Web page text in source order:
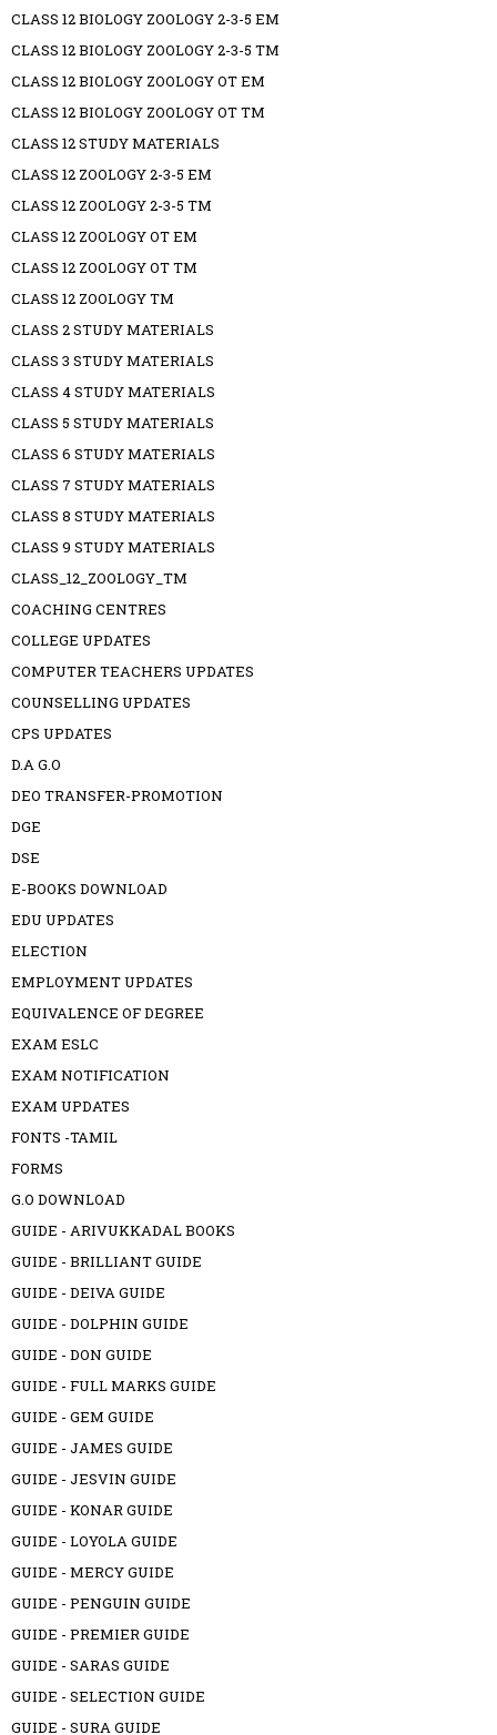
CLASS 12 BIOLOGY ZOOLOGY 2-3-5 EM
CLASS 12 BIOLOGY ZOOLOGY 2-3-5 TM
CLASS 12 BIOLOGY ZOOLOGY OT EM
CLASS 12 BIOLOGY ZOOLOGY OT TM
CLASS 12 STUDY MATERIALS
CLASS 12 ZOOLOGY 2-3-5 EM
CLASS 12 ZOOLOGY 2-3-5 TM
CLASS 12 ZOOLOGY OT EM
CLASS 12 ZOOLOGY OT TM
CLASS 12 ZOOLOGY TM
CLASS 2 STUDY MATERIALS
CLASS 3 STUDY MATERIALS
CLASS 4 STUDY MATERIALS
CLASS 5 STUDY MATERIALS
CLASS 6 STUDY MATERIALS
CLASS 7 STUDY MATERIALS
CLASS 8 STUDY MATERIALS
CLASS 9 STUDY MATERIALS
CLASS_12_ZOOLOGY_TM
COACHING CENTRES
COLLEGE UPDATES
COMPUTER TEACHERS UPDATES
COUNSELLING UPDATES
CPS UPDATES
D.A G.O
DEO TRANSFER-PROMOTION
DGE
DSE
E-BOOKS DOWNLOAD
EDU UPDATES
ELECTION
EMPLOYMENT UPDATES
EQUIVALENCE OF DEGREE
EXAM ESLC
EXAM NOTIFICATION
EXAM UPDATES
FONTS -TAMIL
FORMS
G.O DOWNLOAD
GUIDE - ARIVUKKADAL BOOKS
GUIDE - BRILLIANT GUIDE
GUIDE - DEIVA GUIDE
GUIDE - DOLPHIN GUIDE
GUIDE - DON GUIDE
GUIDE - FULL MARKS GUIDE
GUIDE - GEM GUIDE
GUIDE - JAMES GUIDE
GUIDE - JESVIN GUIDE
GUIDE - KONAR GUIDE
GUIDE - LOYOLA GUIDE
GUIDE - MERCY GUIDE
GUIDE - PENGUIN GUIDE
GUIDE - PREMIER GUIDE
GUIDE - SARAS GUIDE
GUIDE - SELECTION GUIDE
GUIDE - SURA GUIDE